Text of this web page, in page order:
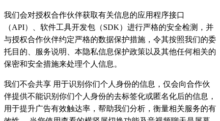
我们会对授权合作伙伴获取有关信息的应用程序接口
（API）、软件工具开发包（SDK）进行严格的安全检测，并
与授权合作伙伴约定严格的数据保护措施，令其按照我们的委
托目的、服务说明、本隐私信息保护政策以及其他任何相关的
保密和安全措施来处理个人信息。
我们不会共享 用于识别你们个人身份的信息，仅会向合作伙
伴提供不能识别你们个人身份的去标签化或匿名化后的信息，
用于提升广告有效触达率，帮助我们分析，衡量相关服务的有